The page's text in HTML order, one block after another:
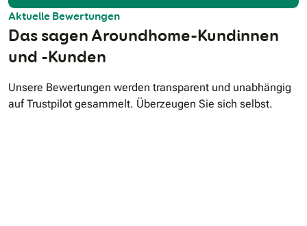
Aktuelle Bewertungen
Das sagen Aroundhome-Kundinnen
und -Kunden
Unsere Bewertungen werden transparent und unabhängig
auf Trustpilot gesammelt. Überzeugen Sie sich selbst.